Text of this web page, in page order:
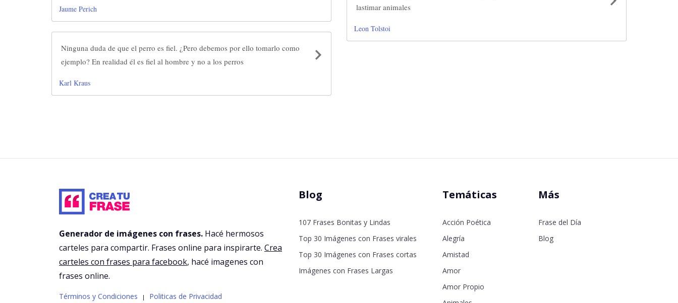
Jaume Perich
Ninguna duda de que el perro es fiel. ¿Pero debemos por ello tomarlo como
ejemplo? En realidad él es fiel al hombre y no a los perros
Karl Kraus
lastimar animales
Leon Tolstoi
Generador de imágenes con frases. Hacé hermosos
carteles para compartir. Frases online para inspirarte. Crea
carteles con frases para facebook, hacé imagenes con
frases online.
Términos y Condiciones | Politicas de Privacidad
Blog
107 Frases Bonitas y Lindas
Top 30 Imágenes con Frases virales
Top 30 Imágenes con Frases cortas
Imágenes con Frases Largas
Temáticas
Acción Poética
Alegría
Amistad
Amor
Amor Propio
Más
Frase del Día
Blog